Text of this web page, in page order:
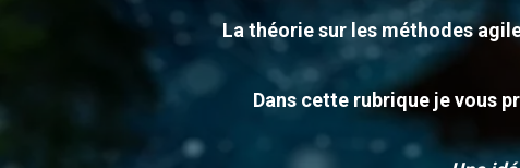
La théorie sur les méthodes
Dans cette rubrique je vous